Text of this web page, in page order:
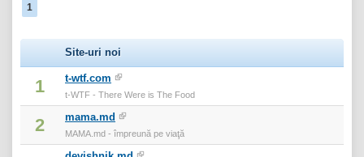
1
Site-uri noi
1 t-wtf.com
t-WTF - There Were is The Food
2 mama.md
MAMA.md - împreună pe viaţă